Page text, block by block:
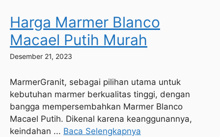
Harga Marmer Blanco
Macael Putih Murah
Desember 21, 2023
MarmerGranit, sebagai pilihan utama untuk
kebutuhan marmer berkualitas tinggi, dengan
bangga mempersembahkan Marmer Blanco
Macael Putih. Dikenal karena keanggunannya,
keindahan ... Baca Selengkapnya